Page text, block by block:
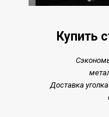
Купить
Доставка